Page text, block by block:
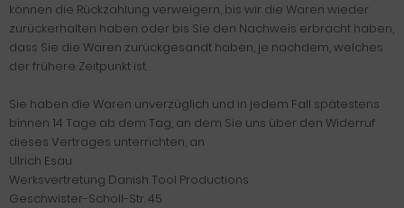
können die Rückzahlung verweigern, bis wir die Waren wieder
zurückerhalten haben oder bis Sie den Nachweis erbracht haben,
dass Sie die Waren zurückgesandt haben, je nachdem, welches
der frühere Zeitpunkt ist.
Sie haben die Waren unverzüglich und in jedem Fall spätestens
binnen 14 Tage ab dem Tag, an dem Sie uns über den Widerruf
dieses Vertrages unterrichten, an
Ulrich Esau
Werksvertretung Danish Tool Productions
Geschwister-Scholl-Str. 45